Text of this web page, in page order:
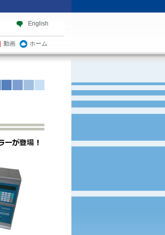
English
動画 ホーム
フラックス塗布コントローラ